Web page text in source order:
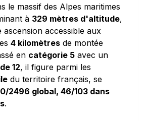
le massif des Alpes maritimes
à 329 mètres d'altitude,
accessible aux
4 kilomètres de montée
en catégorie 5 avec un
12, il figure parmi les
du territoire français, se
2496 global, 46/103 dans
.